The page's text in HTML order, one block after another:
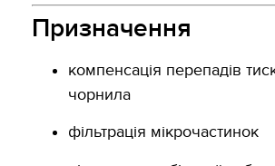
Призначення
компенсація перепадів
чорнила
фільтрація мікрочастинок